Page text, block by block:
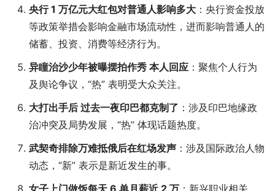
央行 1 万亿元大红包对普通人影响多大 ：央行资金投放
等政策举措会影响金融市场流动性，进而影响普通人的
储蓄、投资、消费等经济行为。
异瞳治沙少年被曝摆拍作秀 本人回应 ：聚焦个人行为
及舆论争议，“热” 表明受大众关注。
大打出手后 过去一夜印巴都克制了 ：涉及印巴地缘政
治冲突及局势发展，“热” 体现话题热度。
武契奇排除万难抵俄后在红场发声 ：涉及国际政治人物
动态，“新” 表示是新近发生的事。
女子上门做饭每天 6 单月薪近 2 万 ：新兴职业相关，